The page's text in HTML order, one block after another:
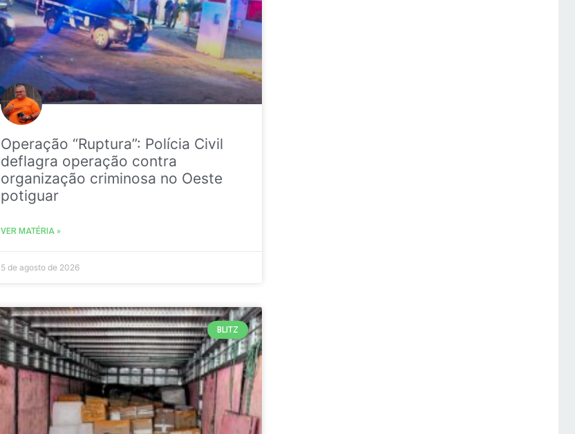
Operação “Ruptura”: Polícia Civil
deflagra operação contra
organização criminosa no Oeste
potiguar
VER MATÉRIA »
5 de agosto de 2026
BLITZ